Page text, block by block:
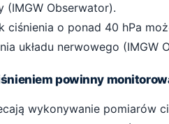
(IMGW Obserwator).
ciśnienia o ponad 40 hPa
układu nerwowego (IMGW
powinny
wykonywanie pomiarów